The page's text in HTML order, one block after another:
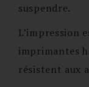
suspendre.
L’impression
imprimantes
résistent aux